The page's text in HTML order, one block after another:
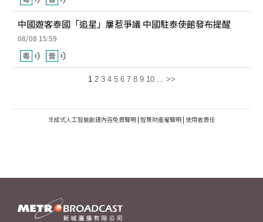
中國遊客泰國「追星」屢惹爭議 中國駐泰使館發布提醒
08/08 15:59
1 2 3 4 5 6 7 8 9 10 ... >>
生成式人工智能創建內容免責聲明 | 智慧財產權聲明 | 使用者責任